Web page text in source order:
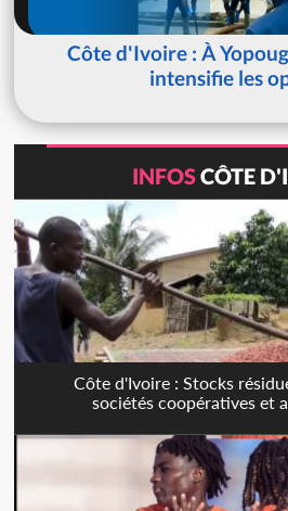
Côte d'Ivoire : À
intensifie les
INFOSCÔTE
Côte d'Ivoire : Stocks
sociétés coopératives et